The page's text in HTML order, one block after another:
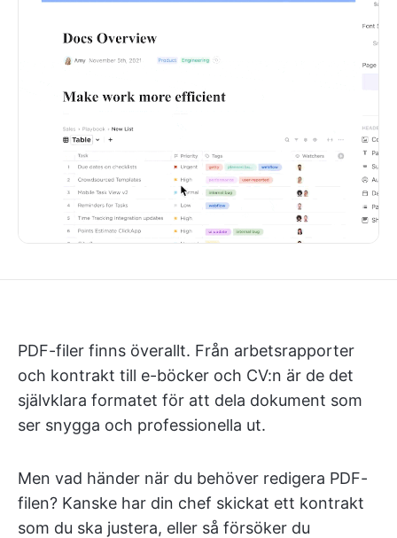
PDF-filer finns överallt. Från arbetsrapporter
och kontrakt till e-böcker och CV:n är de det
självklara formatet för att dela dokument som
ser snygga och professionella ut.
Men vad händer när du behöver redigera PDF-
filen? Kanske har din chef skickat ett kontrakt
som du ska justera, eller så försöker du